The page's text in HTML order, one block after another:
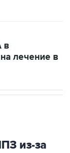
в
лечение в
из-за